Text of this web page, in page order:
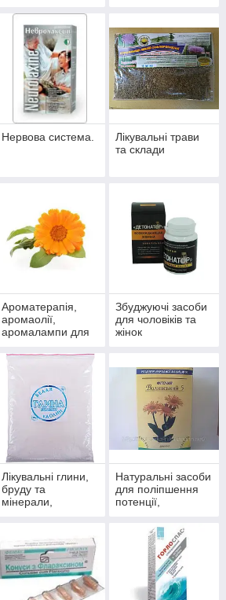
Нервова система.
Лікувальні трави
та склади
Ароматерапія,
аромаолії,
аромалампи для
приміщень
Збуджуючі засоби
для чоловіків та
жінок
Лікувальні глини,
бруду та
мінерали,
концентрати для
прийняття ванн.
Натуральні засоби
для поліпшення
потенції,
чоловічого
здоров'я